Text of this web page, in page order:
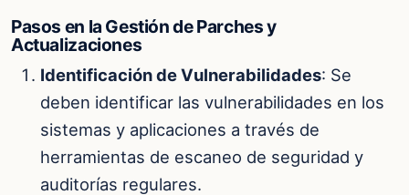
Pasos en la Gestión de Parches y
Actualizaciones
Identificación de Vulnerabilidades: Se
deben identificar las vulnerabilidades en los
sistemas y aplicaciones a través de
herramientas de escaneo de seguridad y
auditorías regulares.